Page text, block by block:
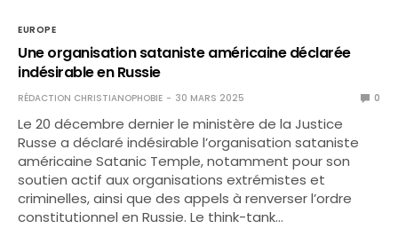
EUROPE
Une organisation sataniste américaine déclarée
indésirable en Russie
RÉDACTION CHRISTIANOPHOBIE 30 MARS 2025 0
Le 20 décembre dernier le ministère de la Justice
Russe a déclaré indésirable l’organisation sataniste
américaine Satanic Temple, notamment pour son
soutien actif aux organisations extrémistes et
criminelles, ainsi que des appels à renverser l’ordre
constitutionnel en Russie. Le think-tank…